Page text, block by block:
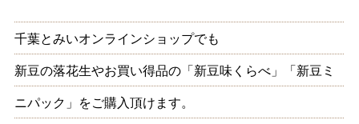
千葉とみいオンラインショップでも
新豆の落花生やお買い得品の「新豆味くらべ」「新豆ミ
ニパック」をご購入頂けます。